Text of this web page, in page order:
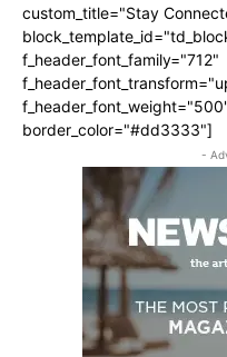
custom_title="Stay
f_header_font_family="712"
border_color="#dd3333"]
-